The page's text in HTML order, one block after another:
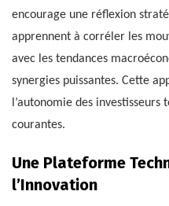
encourage une réflexion
apprennent à corréler les
avec les tendances
synergies puissantes. Cette
l’autonomie des
courantes.
Une Plateforme
l’Innovation